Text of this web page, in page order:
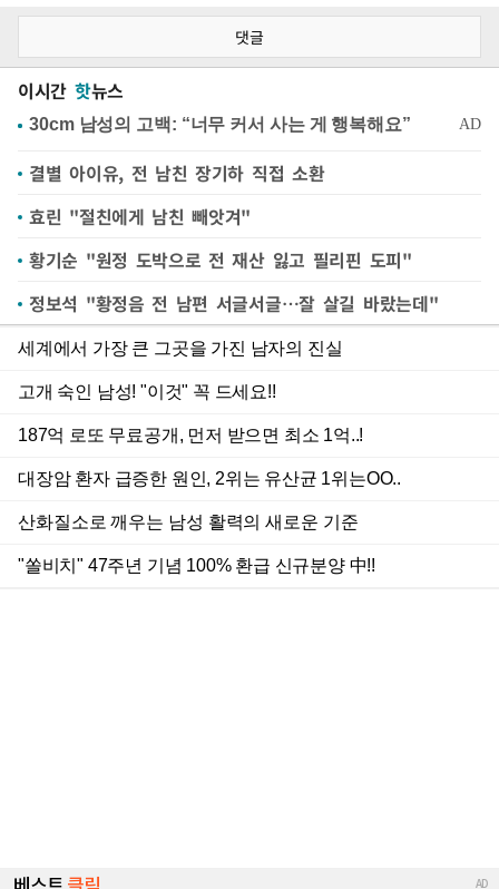
댓글
이시간 핫뉴스
결별 아이유, 전 남친 장기하 직접 소환
효린 "절친에게 남친 빼앗겨"
황기순 "원정 도박으로 전 재산 잃고 필리핀 도피"
정보석 "황정음 전 남편 서글서글…잘 살길 바랐는데"